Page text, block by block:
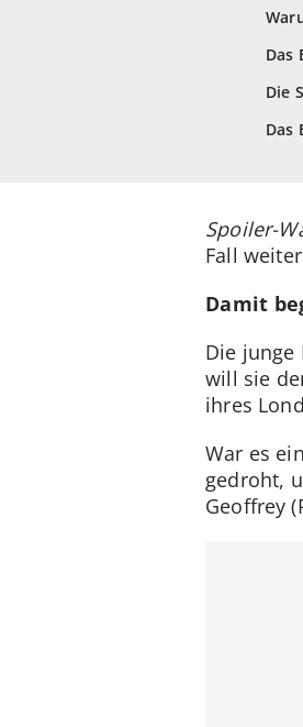
Das
Die
Das
Spoiler-
Fall
Damit
Die junge
will sie
ihres
War es
gedroht,
Geoffrey